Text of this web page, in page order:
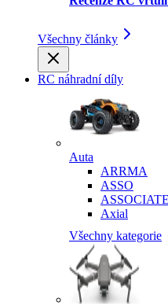
Všechny články
RC náhradní díly
Auta
ARRMA
ASSO
Axial
Všechny kategorie